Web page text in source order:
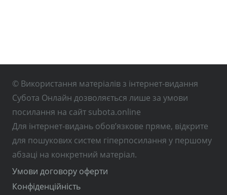
© Використання матеріалів з інтернет-видання
Субота Онлайн дозволяється лише за умови
посилання на сайт subota.online
Для інтернет-видань обов’язкове пряме, відкрите
для пошукових систем гіперпосилання у першому
абзаці на конкретний матеріал.
Умови договору оферти
Конфіденційність